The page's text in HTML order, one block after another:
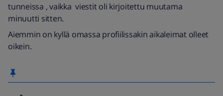
tunneissa , vaikka viestit oli kirjoitettu muutama
minuutti sitten.
Aiemmin on kyllä omassa profiilissakin aikaleimat olleet
oikein.